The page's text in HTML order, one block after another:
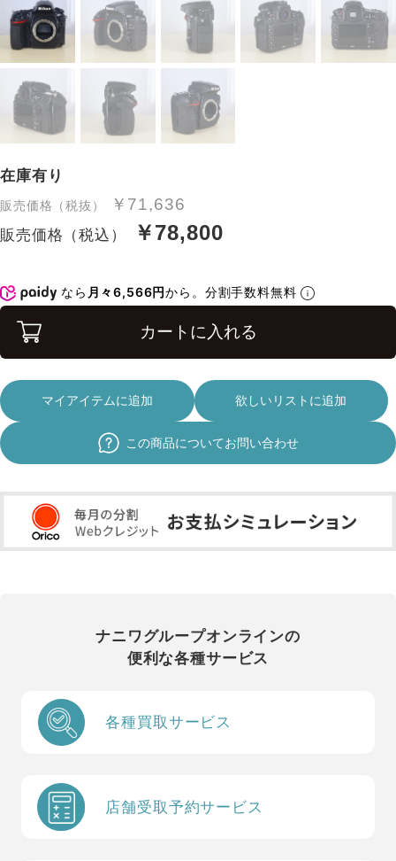
在庫有り
販売価格（税抜） ￥71,636
販売価格（税込） ￥78,800
なら 月々6,566円から。分割手数料無料
カートに入れる
マイアイテムに追加 欲しいリストに追加
この商品についてお問い合わせ
ナニワグループオンラインの
便利な各種サービス
各種買取サービス
店舗受取予約サービス